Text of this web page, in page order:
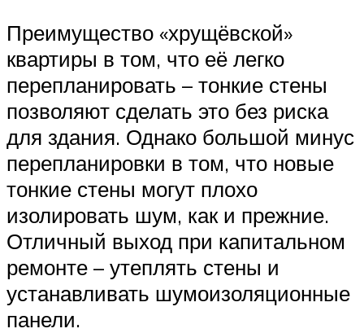
Преимущество «хрущёвской»
квартиры в том, что её легко
перепланировать – тонкие стены
позволяют сделать это без риска
для здания. Однако большой минус
перепланировки в том, что новые
тонкие стены могут плохо
изолировать шум, как и прежние.
Отличный выход при капитальном
ремонте – утеплять стены и
устанавливать шумоизоляционные
панели.